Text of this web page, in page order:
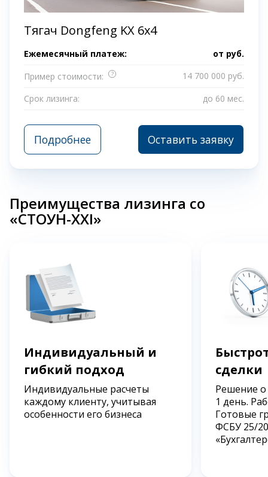
Тягач Dongfeng KX 6x4
Ежемесячный платеж: от руб.
Пример стоимости:
?
14 700 000 руб.
Срок лизинга:
до 60 мес.
Подробнее Оставить заявку
Преимущества лизинга со
«СТОУН-XXI»
Индивидуальный и
гибкий подход
Индивидуальные расчеты
каждому клиенту, учитывая
особенности его бизнеса
сделки
Решение
1 день.
Готовые
ФСБУ 25/